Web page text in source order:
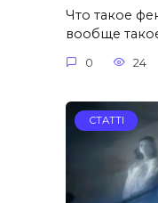
Что такое
вообще
0 24
СТАТТІ